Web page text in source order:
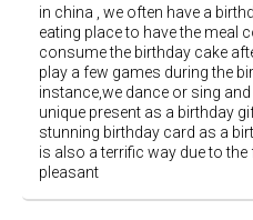
in china , we often have a
eating place to have the meal
consume the birthday cake
play a few games during the
instance,we dance or sing
unique present as a birthday
stunning birthday card as a
is also a terrific way due to
pleasant